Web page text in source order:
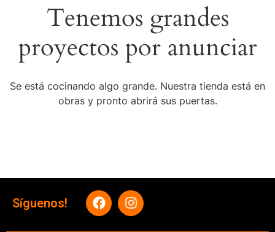
Tenemos grandes
proyectos por anunciar
Se está cocinando algo grande. Nuestra tienda está en
obras y pronto abrirá sus puertas.
Síguenos!